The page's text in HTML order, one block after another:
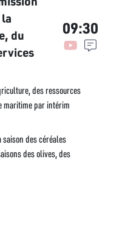
du
09:30
des ressources
maritime par intérim
des céréales
des olives, des